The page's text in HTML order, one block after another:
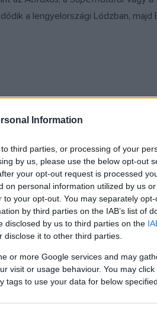
Information
third parties, or processing of your
by us, please use the below opt-out
your opt-out request is processed
on personal information utilized by us
your opt-out. You may separately
by third parties on the IAB’s list of
disclosed by us to third parties on the
disclose it to other third parties.
or more Google services and may
visit or usage behaviour. You may
tags to use your data for below
a lengyelországi Lódzban,
karrierjében: 55 éve, hogy
25. évfordulóját.
and Roll Hírességek
a blues, a folk, a soul, a jazz
Santanacímmel 1969-ben jelent
a korongon szerepelt azOye
példányban kelt el világszerte.
karrierje alatt csaknem
s Everything, aNo One To